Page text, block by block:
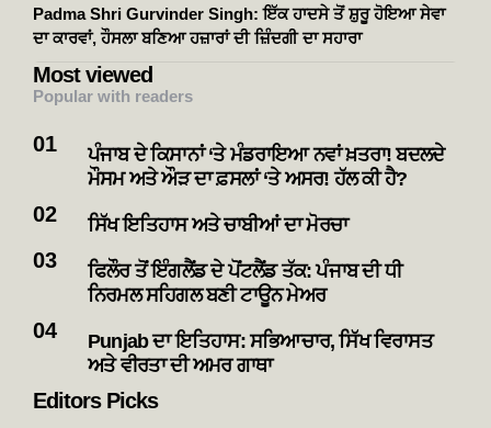
Padma Shri Gurvinder Singh: ਇੱਕ ਹਾਦਸੇ ਤੋਂ ਸ਼ੁਰੂ ਹੋਇਆ ਸੇਵਾ
ਦਾ ਕਾਰਵਾਂ, ਹੌਸਲਾ ਬਣਿਆ ਹਜ਼ਾਰਾਂ ਦੀ ਜ਼ਿੰਦਗੀ ਦਾ ਸਹਾਰਾ
Most viewed
Popular with readers
ਪੰਜਾਬ ਦੇ ਕਿਸਾਨਾਂ ‘ਤੇ ਮੰਡਰਾਇਆ ਨਵਾਂ ਖ਼ਤਰਾ! ਬਦਲਦੇ
ਮੌਸਮ ਅਤੇ ਔੜ ਦਾ ਫ਼ਸਲਾਂ ‘ਤੇ ਅਸਰ! ਹੱਲ ਕੀ ਹੈ?
ਸਿੱਖ ਇਤਿਹਾਸ ਅਤੇ ਚਾਬੀਆਂ ਦਾ ਮੋਰਚਾ
ਫਿਲੌਰ ਤੋਂ ਇੰਗਲੈਂਡ ਦੇ ਪੋਂਟਲੈਂਡ ਤੱਕ: ਪੰਜਾਬ ਦੀ ਧੀ
ਨਿਰਮਲ ਸਹਿਗਲ ਬਣੀ ਟਾਊਨ ਮੇਅਰ
Punjab ਦਾ ਇਤਿਹਾਸ: ਸਭਿਆਚਾਰ, ਸਿੱਖ ਵਿਰਾਸਤ
ਅਤੇ ਵੀਰਤਾ ਦੀ ਅਮਰ ਗਾਥਾ
Editors Picks